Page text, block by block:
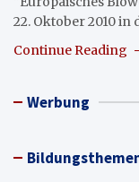
22. Oktober 2010 in
Continue Reading
Werbung